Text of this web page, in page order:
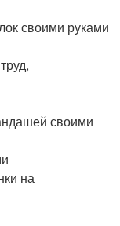
своими руками
своими
на